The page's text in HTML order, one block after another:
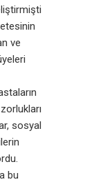
ve
sosyal
bu